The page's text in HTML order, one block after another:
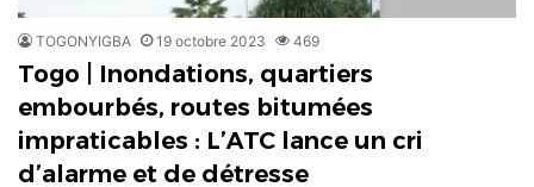
TOGONYIGBA 19 octobre 2023 469
Togo | Inondations, quartiers
embourbés, routes bitumées
impraticables : L’ATC lance un cri
d’alarme et de détresse